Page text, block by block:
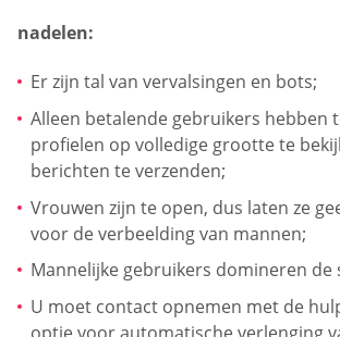
nadelen:
Er zijn tal van vervalsingen en bots;
Alleen betalende gebruikers hebben
profielen op volledige grootte te
berichten te verzenden;
Vrouwen zijn te open, dus laten ze
voor de verbeelding van mannen;
Mannelijke gebruikers domineren de
U moet contact opnemen met de